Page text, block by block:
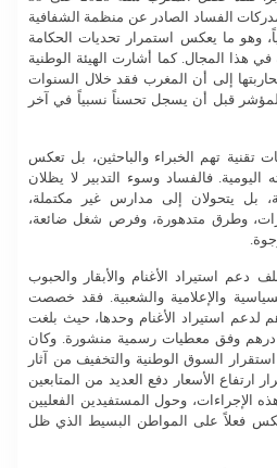
في مؤشر مدركات الفساد الصادر عن منظمة الشفافية
محتلاً المرتبة 91 عالمياً، وهو ما يعكس استمرار تحديات الحكامة
في هذا المجال. كما أشارت الهيئة الوطنية
إلى أن المغرب فقد خلال السنوات
قبل أن يسجل تحسناً نسبياً في آخر
تقنية تهم الخبراء والباحثين، بل تعكس
فالفساد وسوء التدبير لا يظلان
بل يتحولان إلى مدارس غير مكتملة،
وطرق متدهورة، وفرص شغل ضائعة،
دعم استيراد الأغنام والأبقار والحبوب
والإعلامية والشعبية. فقد خصصت
لدعم استيراد الأغنام وحدها، حيث بلغت
حوالي 438 مليون درهم وفق معطيات رسمية منشورة. وكان
السوق الوطنية والتخفيف من آثار
ارتفاع الأسعار دفع العديد من المتابعين
الإجراءات، وحول المستفيدين الفعليين
فعلاً على المواطن البسيط الذي ظل